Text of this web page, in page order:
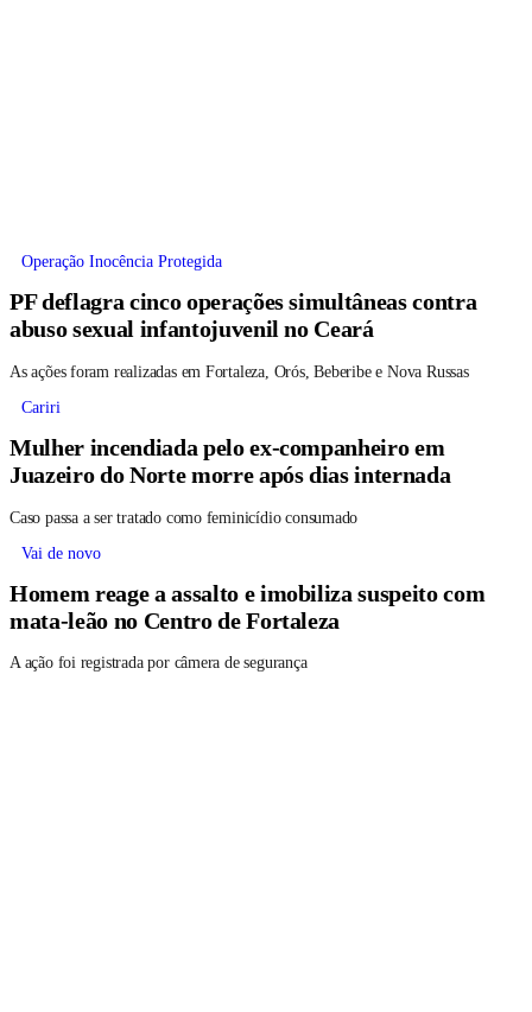
Operação Inocência Protegida
PF deflagra cinco operações simultâneas contra
abuso sexual infantojuvenil no Ceará
As ações foram realizadas em Fortaleza, Orós, Beberibe e Nova Russas
Cariri
Mulher incendiada pelo ex-companheiro em
Juazeiro do Norte morre após dias internada
Caso passa a ser tratado como feminicídio consumado
Vai de novo
Homem reage a assalto e imobiliza suspeito com
mata-leão no Centro de Fortaleza
A ação foi registrada por câmera de segurança